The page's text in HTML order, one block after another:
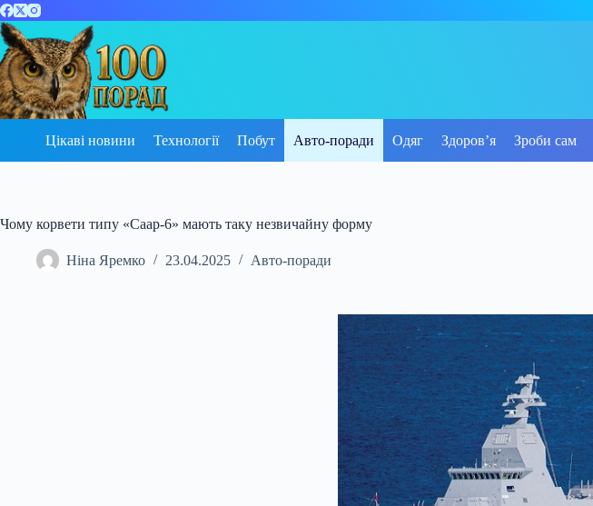
Перейти
до
вмісту
Цікаві новини Технології Побут Авто-поради Одяг Здоров’я Зроби сам
Чому корвети типу «Саар-6» мають таку незвичайну форму
Ніна Яремко 23.04.2025 Авто-поради